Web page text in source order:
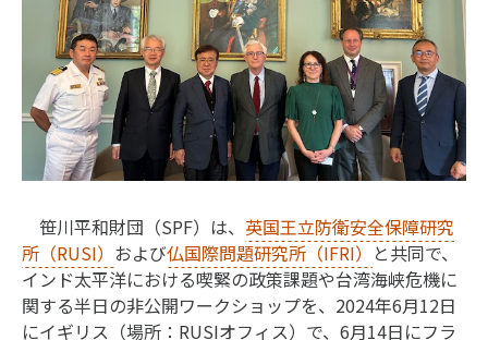
笹川平和財団（SPF）は、 英国王立防衛安全保障研究
所（RUSI） および仏国際問題研究所（IFRI） と共同で、
インド太平洋における喫緊の政策課題や台湾海峡危機に
関する半日の非公開ワークショップを、2024年6月12日
にイギリス（場所：RUSIオフィス）で、6月14日にフラ